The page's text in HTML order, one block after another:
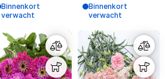
Binnenkort
verwacht
Binnenkort
verwacht